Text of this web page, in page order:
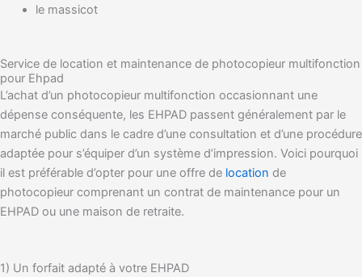
le massicot
Service de location et maintenance de photocopieur multifonction
pour Ehpad
L’achat d’un photocopieur multifonction occasionnant une
dépense conséquente, les EHPAD passent généralement par le
marché public dans le cadre d’une consultation et d’une procédure
adaptée pour s’équiper d’un système d’impression. Voici pourquoi
il est préférable d’opter pour une offre de location de
photocopieur comprenant un contrat de maintenance pour un
EHPAD ou une maison de retraite.
1) Un forfait adapté à votre EHPAD